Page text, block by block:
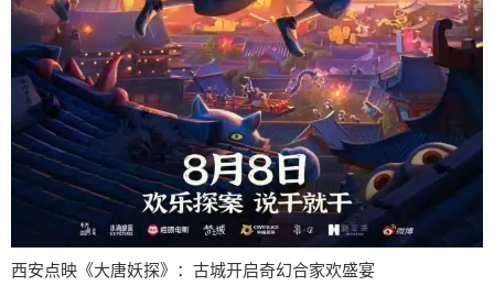
西安点映《大唐妖探》：古城开启奇幻合家欢盛宴